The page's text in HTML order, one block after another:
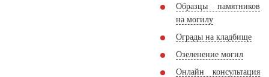
Образцы памятников
на могилу
Ограды на кладбище
Озеленение могил
Онлайн консультация